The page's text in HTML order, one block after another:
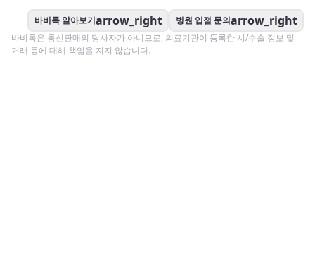
바비톡 알아보기arrow_right 병원 입점 문의arrow_right
바비톡은 통신판매의 당사자가 아니므로, 의료기관이 등록한 시/수술 정보 및
거래 등에 대해 책임을 지지 않습니다.